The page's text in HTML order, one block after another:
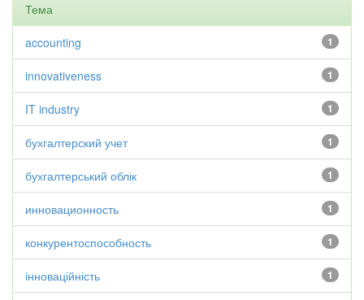
Тема
1
accounting
1
innovativeness
1
IT industry
1
бухгалтерский учет
1
бухгалтерський облік
1
инновационность
1
конкурентоспособность
1
інноваційність